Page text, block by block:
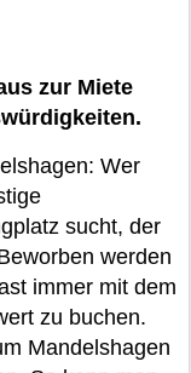
zur Miete
Wer
sucht, der
werden
immer mit dem
zu buchen.
Mandelshagen